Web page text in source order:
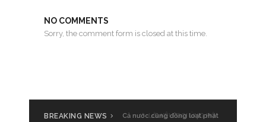
NO COMMENTS
Sorry, the comment form is closed at this time.
BREAKING NEWS Cả nước cùng đồng loạt phát